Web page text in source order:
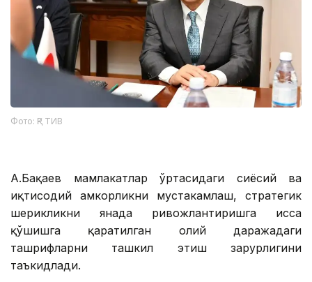
Фото: ҚР ТИВ
А.Бақаев мамлакатлар ўртасидаги сиёсий ва
иқтисодий ҳамкорликни мустаҳкамлаш, стратегик
шерикликни янада ривожлантиришга ҳисса
қўшишга қаратилган олий даражадаги
ташрифларни ташкил этиш зарурлигини
таъкидлади.